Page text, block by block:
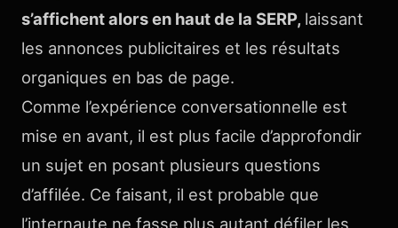
s’affichent alors en haut de la SERP, laissant
les annonces publicitaires et les résultats
organiques en bas de page.
Comme l’expérience conversationnelle est
mise en avant, il est plus facile d’approfondir
un sujet en posant plusieurs questions
d’affilée. Ce faisant, il est probable que
l’internaute ne fasse plus autant défiler les